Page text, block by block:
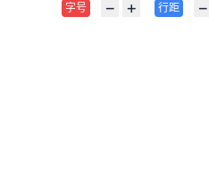
字号 − + 行距 −